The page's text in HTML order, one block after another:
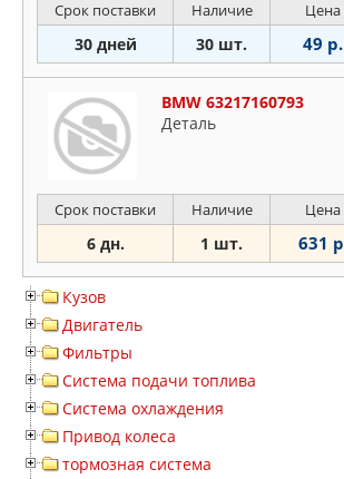
Срок поставки Наличие Цена
30 дней 30 шт. 49 р.
BMW 63217160793
Деталь
Срок поставки Наличие Цена
6 дн. 1 шт. 631
Кузов
Двигатель
Фильтры
Система подачи топлива
Система охлаждения
Привод колеса
тормозная система